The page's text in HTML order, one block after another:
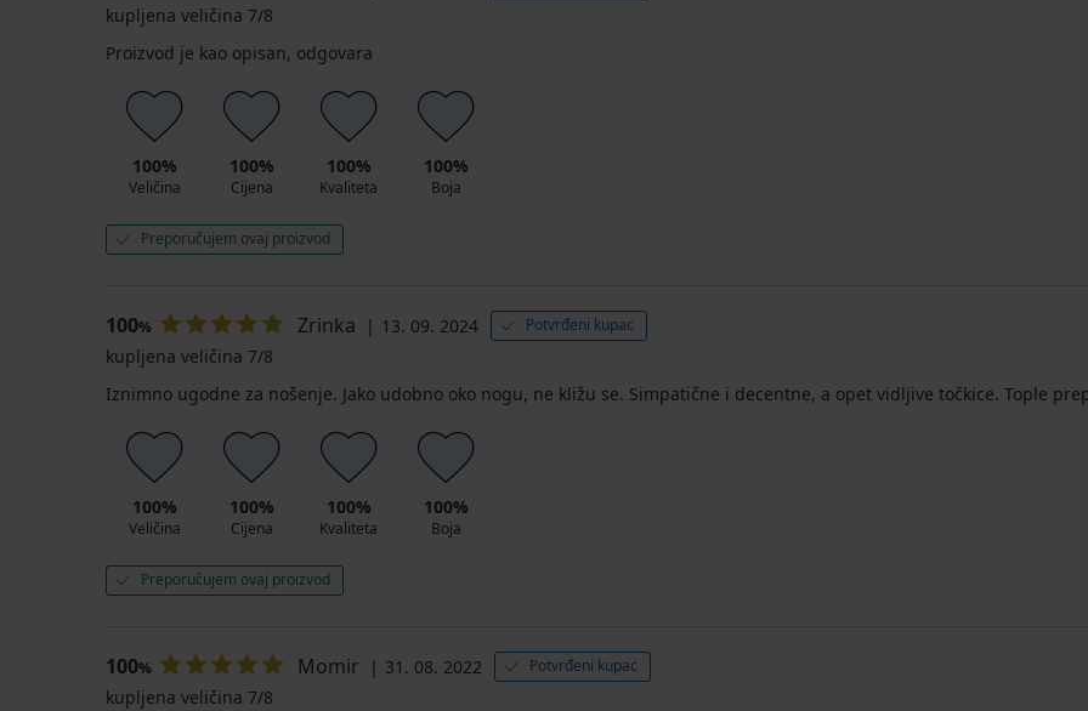
kupljena veličina 7/8
Proizvod je kao opisan, odgovara
100%
Veličina
100%
Cijena
100%
Kvaliteta
100%
Boja
Preporučujem ovaj proizvod
100% Zrinka 13. 09. 2024 Potvrđeni kupac
kupljena veličina 7/8
Iznimno ugodne za nošenje. Jako udobno oko nogu, ne kližu se. Simpatične i decentne, a opet vidljive točkice. Tople
100%
Veličina
100%
Cijena
100%
Kvaliteta
100%
Boja
Preporučujem ovaj proizvod
100% Momir 31. 08. 2022 Potvrđeni kupac
kupljena veličina 7/8